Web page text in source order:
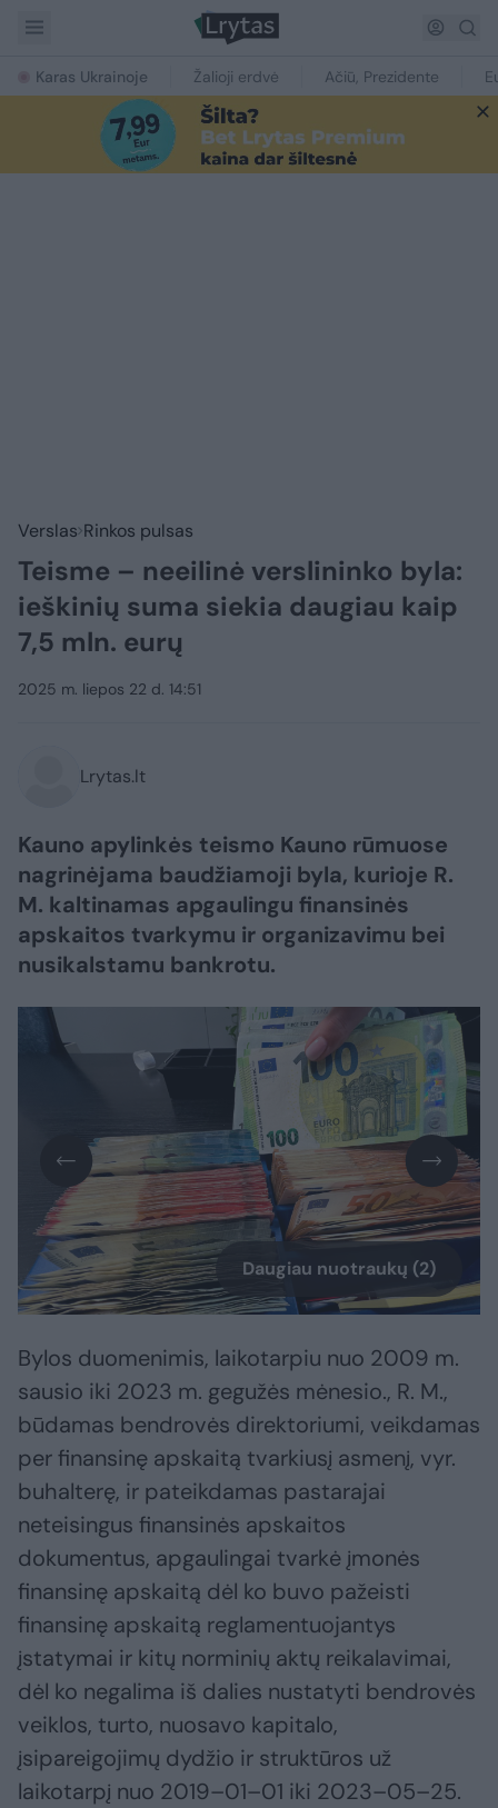
Karas Ukrainoje Žalioji erdvė Ačiū, Prezidente
Verslas Rinkos pulsas
Teisme – neeilinė verslininko byla:
ieškinių suma siekia daugiau kaip
7,5 mln. eurų
2025 m. liepos 22 d. 14:51
Lrytas.lt
Kauno apylinkės teismo Kauno rūmuose
nagrinėjama baudžiamoji byla, kurioje R.
M. kaltinamas apgaulingu finansinės
apskaitos tvarkymu ir organizavimu bei
nusikalstamu bankrotu.
Daugiau nuotraukų (2)
Bylos duomenimis, laikotarpiu nuo 2009 m.
sausio iki 2023 m. gegužės mėnesio., R. M.,
būdamas bendrovės direktoriumi, veikdamas
per finansinę apskaitą tvarkiusį asmenį, vyr.
buhalterę, ir pateikdamas pastarajai
neteisingus finansinės apskaitos
dokumentus, apgaulingai tvarkė įmonės
finansinę apskaitą dėl ko buvo pažeisti
finansinę apskaitą reglamentuojantys
įstatymai ir kitų norminių aktų reikalavimai,
dėl ko negalima iš dalies nustatyti bendrovės
veiklos, turto, nuosavo kapitalo,
įsipareigojimų dydžio ir struktūros už
laikotarpį nuo 2019–01–01 iki 2023–05–25.